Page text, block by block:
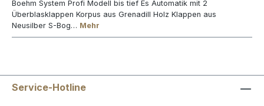
Boehm System Profi Modell bis tief Es Automatik mit 2
Überblasklappen Korpus aus Grenadill Holz Klappen aus
Neusilber S-Bog… Mehr
Service-Hotline